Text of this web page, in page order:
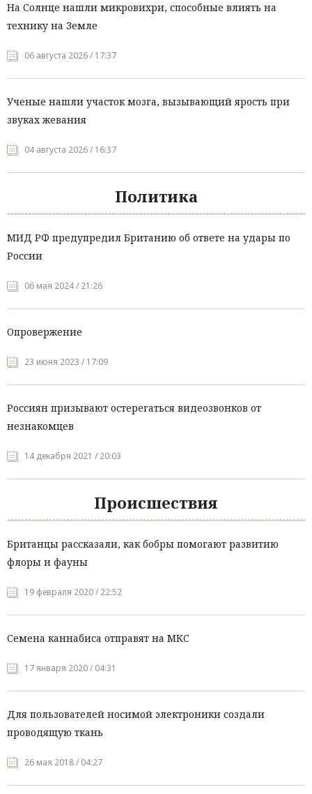
На Солнце нашли микровихри, способные влиять на
технику на Земле
06 августа 2026 / 17:37
Ученые нашли участок мозга, вызывающий ярость при
звуках жевания
04 августа 2026 / 16:37
Политика
МИД РФ предупредил Британию об ответе на удары по
России
06 мая 2024 / 21:26
Опровержение
23 июня 2023 / 17:09
Россиян призывают остерегаться видеозвонков от
незнакомцев
14 декабря 2021 / 20:03
Происшествия
Британцы рассказали, как бобры помогают развитию
флоры и фауны
19 февраля 2020 / 22:52
Семена каннабиса отправят на МКС
17 января 2020 / 04:31
Для пользователей носимой электроники создали
проводящую ткань
26 мая 2018 / 04:27